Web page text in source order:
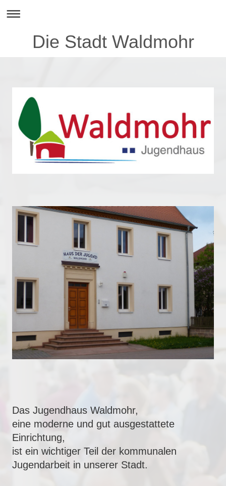
Die Stadt Waldmohr
Das Jugendhaus Waldmohr,
eine moderne und gut ausgestattete
Einrichtung,
ist ein wichtiger Teil der kommunalen
Jugendarbeit in unserer Stadt.